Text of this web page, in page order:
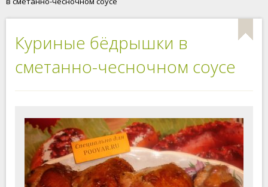
Куриные бёдрышки в
сметанно-чесночном соусе